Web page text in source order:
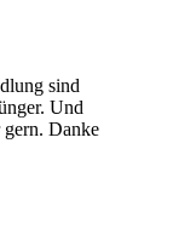
sind
Und
gern. Danke